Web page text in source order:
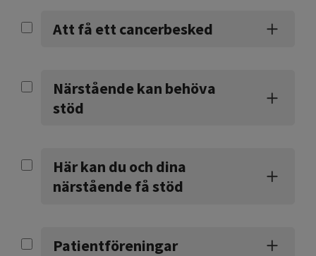
Att få ett cancerbesked
Närstående kan behöva
stöd
Här kan du och dina
närstående få stöd
Patientföreningar